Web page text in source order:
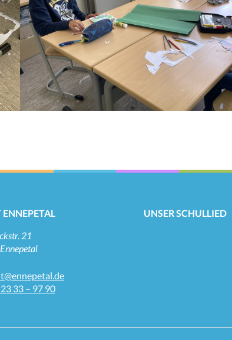
21
33 – 97 90
UNSER SCHULLIED